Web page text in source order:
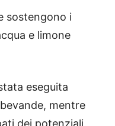
sostengono i
e limone
eseguita
mentre
dei potenziali